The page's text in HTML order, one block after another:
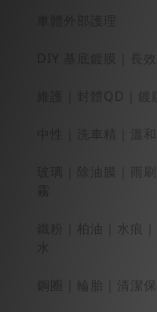
DIY 基底鍍膜｜長
維護｜封體QD｜鍍
中性｜洗車精｜溫
玻璃｜除油膜｜雨
鐵粉｜柏油｜水痕
鋼圈｜輪胎｜清潔